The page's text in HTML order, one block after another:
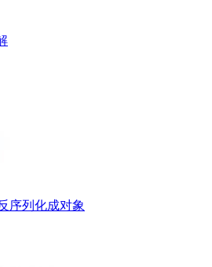
序列化成对象